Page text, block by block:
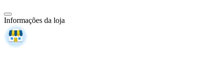
Informações da loja